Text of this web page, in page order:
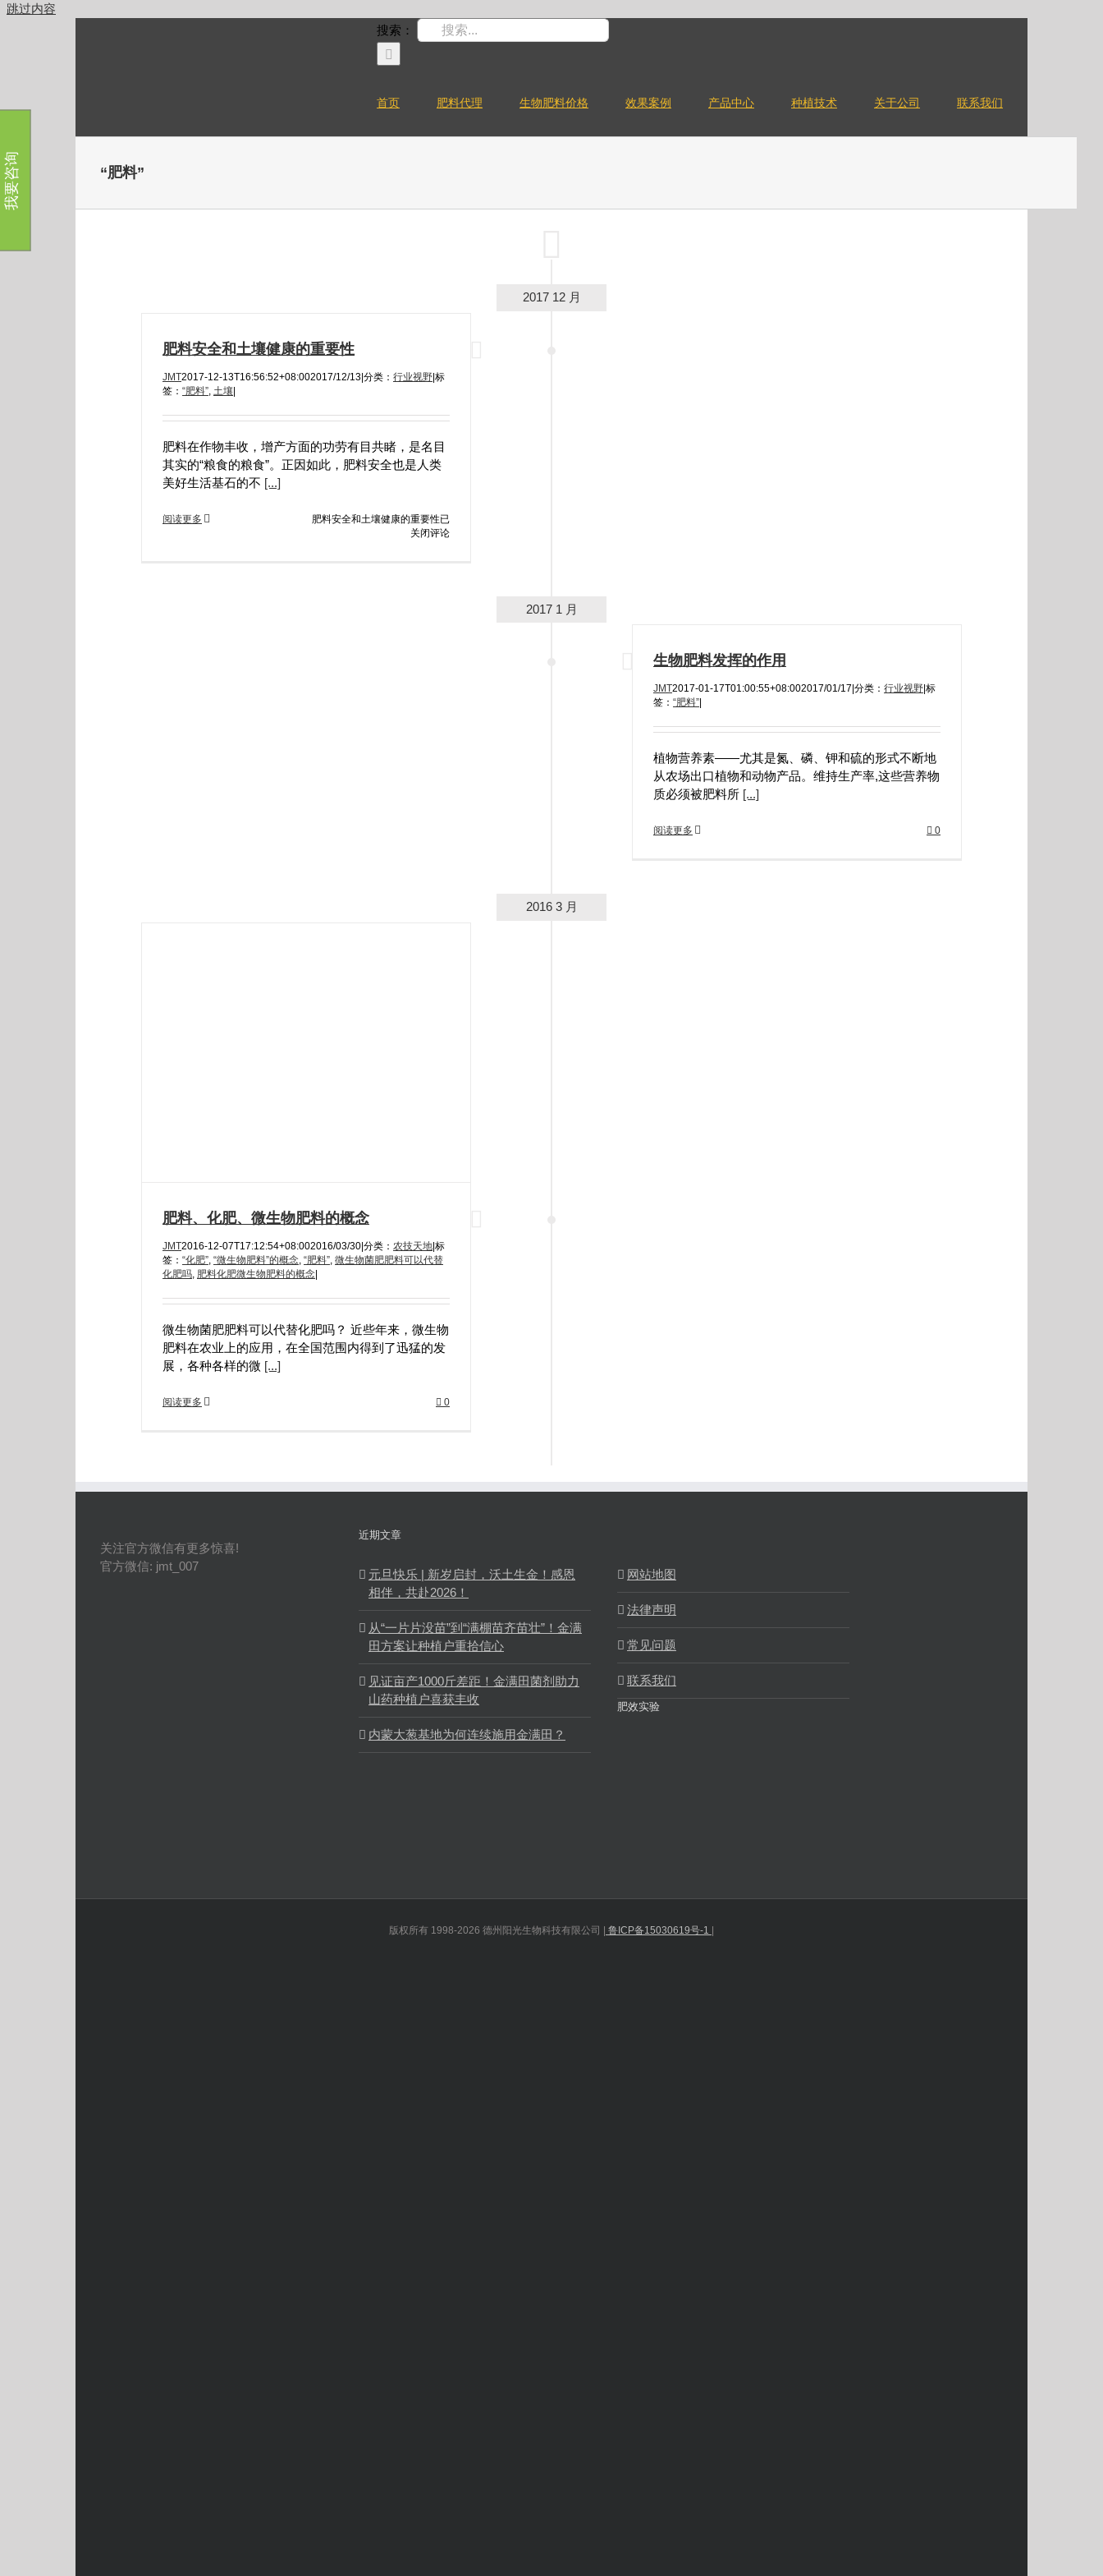
跳过内容
搜索：
首页 肥料代理 生物肥料价格 效果案例 产品中心 种植技术 关于公司 联系我们
“肥料”
2017 12 月
肥料安全和土壤健康的重要性
JMT2017-12-13T16:56:52+08:002017/12/13|分类： 行业视野|标
签： “肥料” 土壤|
肥料在作物丰收，增产方面的功劳有目共睹，是名目
其实的“粮食的粮食”。正因如此，肥料安全也是人类
美好生活基石的不 [...]
阅读更多 肥料安全和土壤健康的重要性已
关闭评论
2017 1 月
生物肥料发挥的作用
JMT2017-01-17T01:00:55+08:002017/01/17 分类： 行业视野 标
签： “肥料”
植物营养素——尤其是氮、磷、钾和硫的形式不断地
从农场出口植物和动物产品。维持生产率,这些营养物
质必须被肥料所 [...]
阅读更多 0
2016 3 月
肥料、化肥、微生物肥料的概念
JMT2016-12-07T17:12:54+08:002016/03/30|分类： 农技天地|标
签： “化肥” “微生物肥料”的概念 “肥料” 微生物菌肥肥料可以代替
化肥吗 肥料化肥微生物肥料的概念|
微生物菌肥肥料可以代替化肥吗？ 近些年来，微生物
肥料在农业上的应用，在全国范围内得到了迅猛的发
展，各种各样的微 [...]
阅读更多 0
关注官方微信有更多惊喜!
官方微信: jmt_007
近期文章
元旦快乐 | 新岁启封，沃土生金！感恩
相伴，共赴2026！
从“一片片没苗”到“满棚苗齐苗壮”！金满
田方案让种植户重拾信心
见证亩产1000斤差距！金满田菌剂助力
山药种植户喜获丰收
内蒙大葱基地为何连续施用金满田？
网站地图
法律声明
常见问题
联系我们
肥效实验
版权所有 1998-2026 德州阳光生物科技有限公司 | 鲁ICP备15030619号-1 |
我要咨询